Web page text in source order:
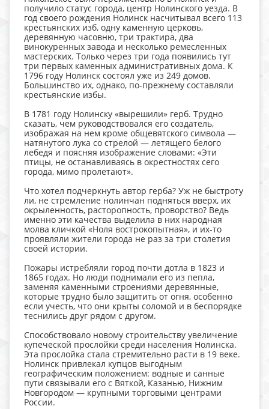
получило статус города, центр Нолинского уезда. В
год своего рождения Нолинск насчитывал всего 113
крестьянских изб, одну каменную церковь,
деревянную часовню, три трактира, два
винокуренных завода и несколько ремесленных
мастерских. Только через три года появились тут
три первых каменных административных дома. К
1796 году Нолинск состоял уже из 249 домов.
Большинство их, однако, по-прежнему составляли
крестьянские избы.
В 1781 году Нолинску «вырешили» герб. Трудно
сказать, чем руководствовался его создатель,
изображая на нем кроме общевятского символа —
натянутого лука со стрелой — летящего белого
лебедя и поясняя изображение словами: «Эти
птицы, не останавливаясь в окрестностях сего
города, мимо пролетают».
Что хотел подчеркнуть автор герба? Уж не быстроту
ли, не стремление нолинчан подняться вверх, их
окрыленность, расторопность, проворство? Ведь
именно эти качества выделила в них народная
молва кличкой «Ноля вострокопытная», и их-то
проявляли жители города не раз за три столетия
своей истории.
Пожары истребляли город почти дотла в 1823 и
1865 годах. Но люди поднимали его из пепла,
заменяя каменными строениями деревянные,
которые трудно было защитить от огня, особенно
если учесть, что они крыты соломой и в беспорядке
теснились друг рядом с другом.
Способствовало новому строительству увеличение
купеческой прослойки среди населения Нолинска.
Эта прослойка стала стремительно расти в 19 веке.
Нолинск привлекал купцов выгодным
географическим положением: водные и санные
пути связывали его с Вяткой, Казанью, Нижним
Новгородом — крупными торговыми центрами
России.